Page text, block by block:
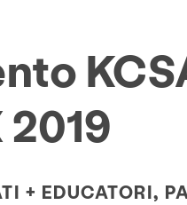
correlate
+ EDUCATORI,